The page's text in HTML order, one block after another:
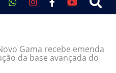
Gama recebe emenda
da base avançada do